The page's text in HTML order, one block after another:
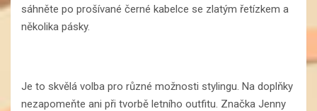
sáhněte po prošívané černé kabelce se zlatým řetízkem a
několika pásky.
Je to skvělá volba pro různé možnosti stylingu. Na doplňky
nezapomeňte ani při tvorbě letního outfitu. Značka Jenny